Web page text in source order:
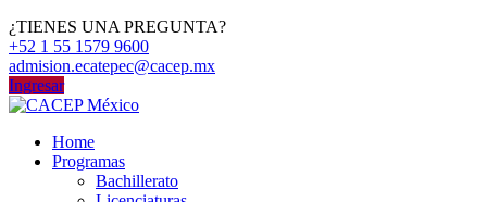
¿TIENES UNA PREGUNTA?
+52 1 55 1579 9600
admision.ecatepec@cacep.mx
Ingresar
Home
Programas
Bachillerato